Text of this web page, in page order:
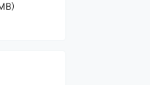
）